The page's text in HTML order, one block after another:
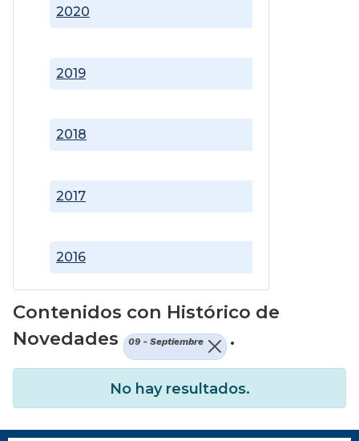
2016
2017
2018
2019
2020
Contenidos con Histórico de
Novedades
09 - Septiembre .
No hay resultados.